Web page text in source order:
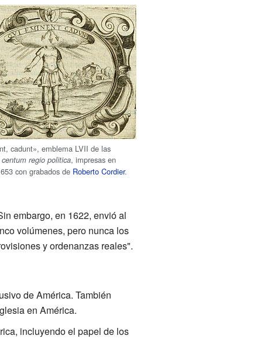
cadunt», emblema LVII de las
regio politica, impresas en
con grabados de Roberto Cordier.
embargo, en 1622, envió al
volúmenes, pero nunca los
y ordenanzas reales".
de América. También
en América.
incluyendo el papel de los